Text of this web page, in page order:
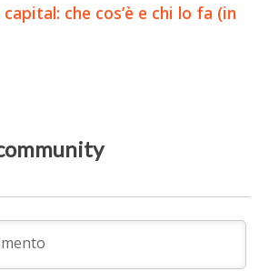
che cos’è e chi lo fa (in